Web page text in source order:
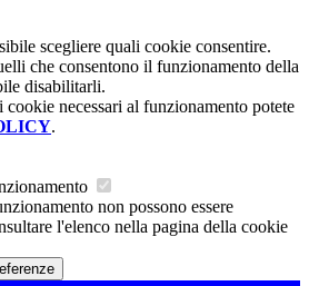
scegliere quali cookie consentire.
che consentono il funzionamento della
disabilitarli.
cookie necessari al funzionamento potete
.
non possono essere
l'elenco nella pagina della cookie